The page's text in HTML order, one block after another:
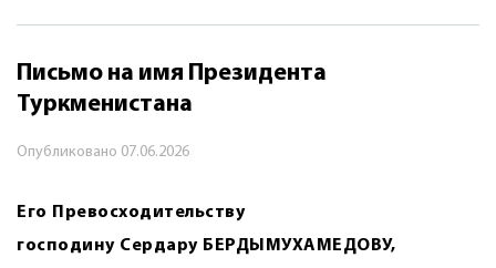
Письмо на имя Президента
Туркменистана
Опубликовано 07.06.2026
Его Превосходительству
господину Сердару БЕРДЫМУХАМЕДОВУ,